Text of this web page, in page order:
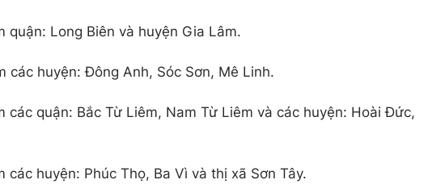
quận: Long Biên và huyện Gia Lâm.
các huyện: Đông Anh, Sóc Sơn, Mê Linh.
các quận: Bắc Từ Liêm, Nam Từ Liêm và các huyện: Hoài Đức,
các huyện: Phúc Thọ, Ba Vì và thị xã Sơn Tây.